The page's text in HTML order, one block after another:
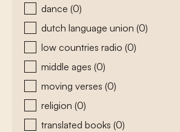
dance (0)
dutch language union (0)
low countries radio (0)
middle ages (0)
moving verses (0)
religion (0)
translated books (0)